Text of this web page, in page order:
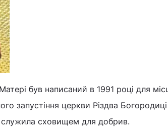
був написаний в 1991 році для
запустіння церкви Різдва
служила сховищем для добрив.